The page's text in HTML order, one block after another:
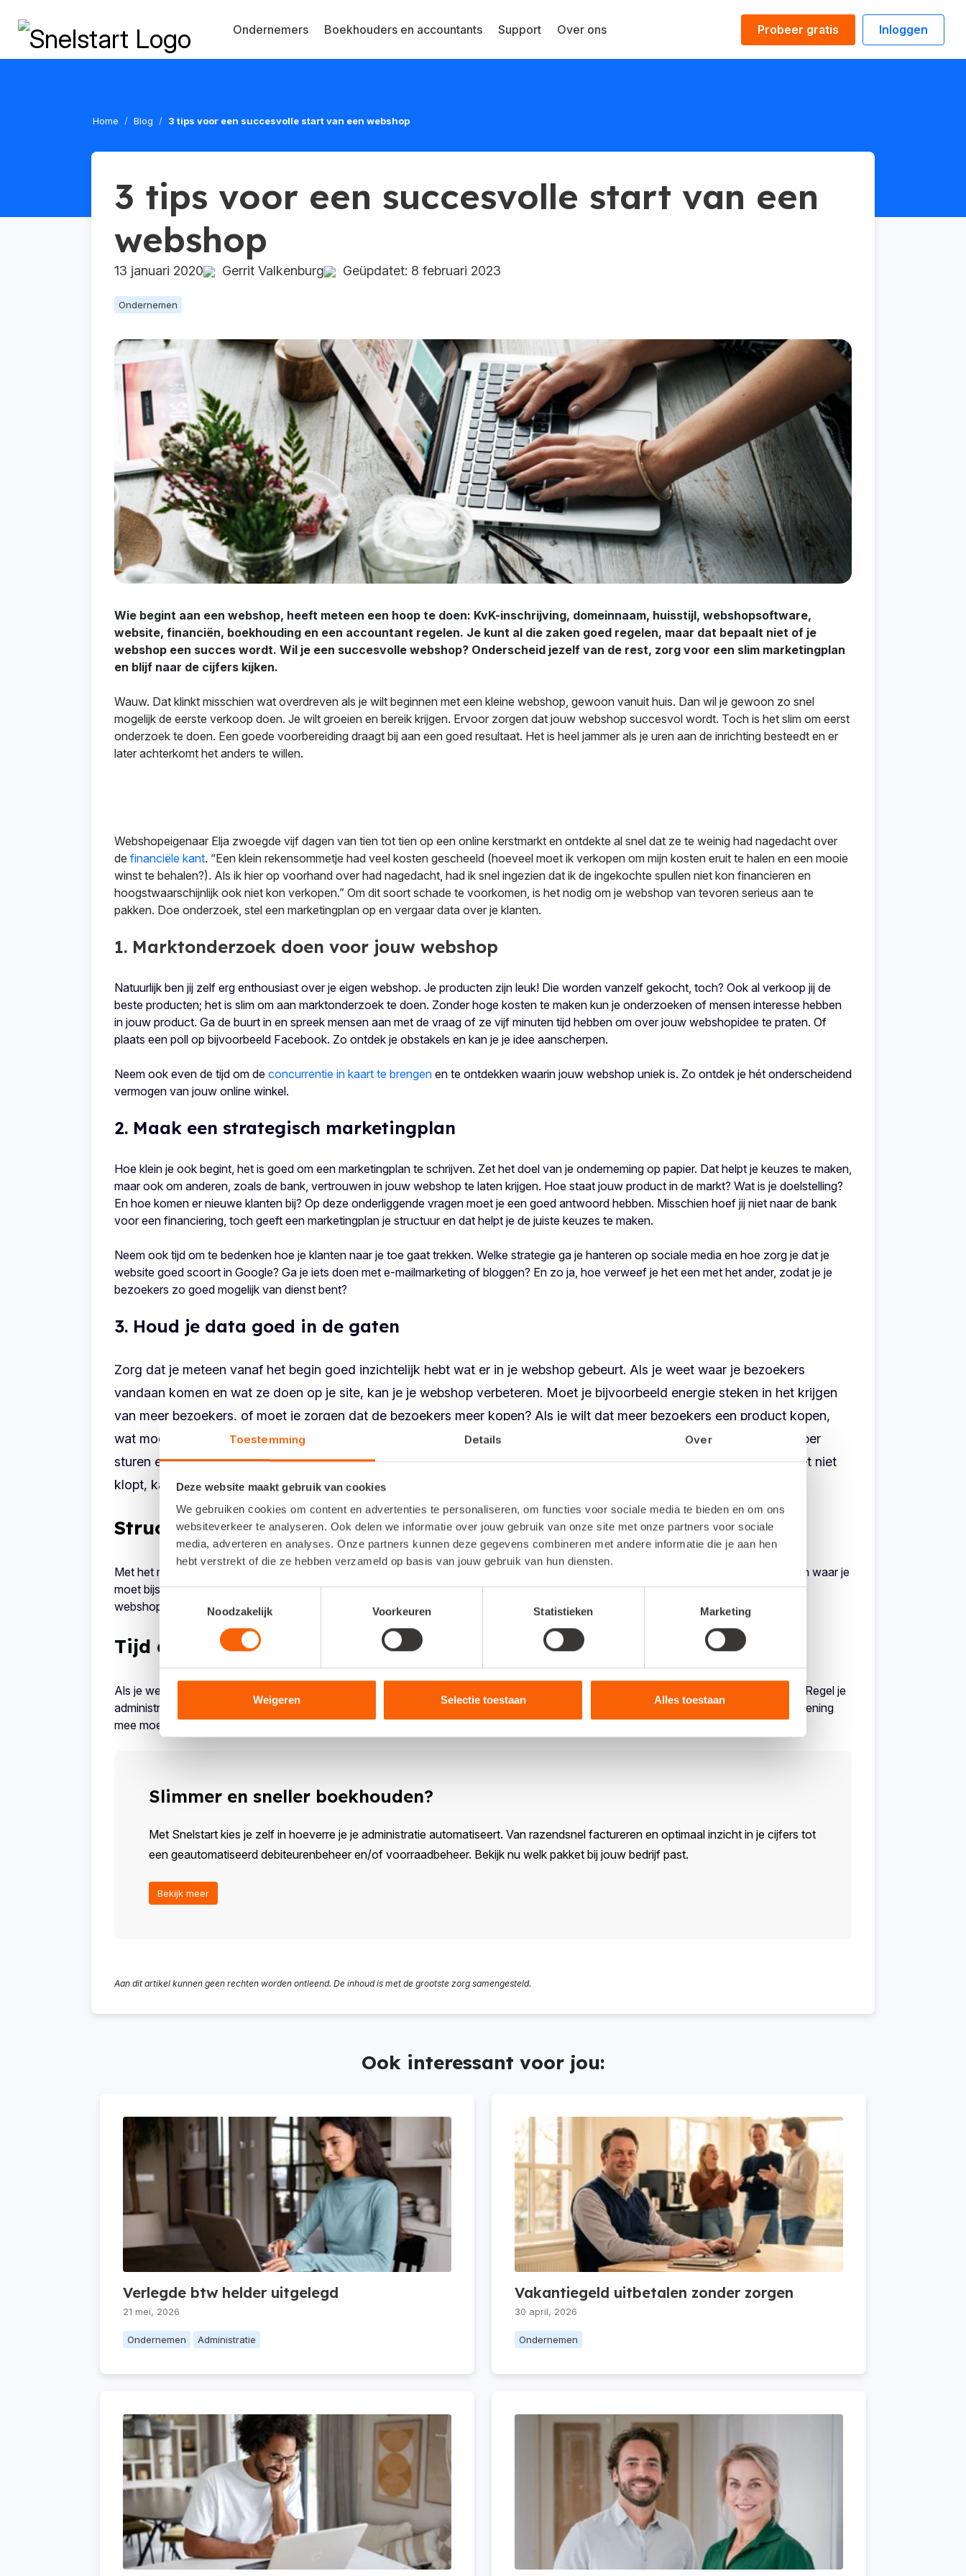
Toestemming Details Over
Deze website maakt gebruik van cookies
We gebruiken cookies om content en advertenties te personaliseren, om functies voor sociale media te bieden en om ons
websiteverkeer te analyseren. Ook delen we informatie over jouw gebruik van onze site met onze partners voor sociale
media, adverteren en analyses. Onze partners kunnen deze gegevens combineren met andere informatie die je aan hen
hebt verstrekt of die ze hebben verzameld op basis van jouw gebruik van hun diensten.
Toestemmingsselectie
Noodzakelijk
Voorkeuren Statistieken Marketing
Weigeren Selectie toestaan Alles toestaan
Probeer gratis Inloggen
Ondernemers Boekhouders en accountants Support Over ons
Home Blog 3 tips voor een succesvolle start van een webshop
3 tips voor een succesvolle start van een
webshop
13 januari 2020 Gerrit Valkenburg Geüpdatet: 8 februari 2023
Ondernemen
Wie begint aan een webshop, heeft meteen een hoop te doen: KvK-inschrijving, domeinnaam, huisstijl, webshopsoftware,
website, financiën, boekhouding en een accountant regelen. Je kunt al die zaken goed regelen, maar dat bepaalt niet of je
webshop een succes wordt. Wil je een succesvolle webshop? Onderscheid jezelf van de rest, zorg voor een slim marketingplan
en blijf naar de cijfers kijken.
Wauw. Dat klinkt misschien wat overdreven als je wilt beginnen met een kleine webshop, gewoon vanuit huis. Dan wil je gewoon zo snel
mogelijk de eerste verkoop doen. Je wilt groeien en bereik krijgen. Ervoor zorgen dat jouw webshop succesvol wordt. Toch is het slim om eerst
onderzoek te doen. Een goede voorbereiding draagt bij aan een goed resultaat. Het is heel jammer als je uren aan de inrichting besteedt en er
later achterkomt het anders te willen.
Webshopeigenaar Elja zwoegde vijf dagen van tien tot tien op een online kerstmarkt en ontdekte al snel dat ze te weinig had nagedacht over
de financiële kant. “Een klein rekensommetje had veel kosten gescheeld (hoeveel moet ik verkopen om mijn kosten eruit te halen en een mooie
winst te behalen?). Als ik hier op voorhand over had nagedacht, had ik snel ingezien dat ik de ingekochte spullen niet kon financieren en
hoogstwaarschijnlijk ook niet kon verkopen.” Om dit soort schade te voorkomen, is het nodig om je webshop van tevoren serieus aan te
pakken. Doe onderzoek, stel een marketingplan op en vergaar data over je klanten.
1. Marktonderzoek doen voor jouw webshop
Natuurlijk ben jij zelf erg enthousiast over je eigen webshop. Je producten zijn leuk! Die worden vanzelf gekocht, toch? Ook al verkoop jij de
beste producten; het is slim om aan marktonderzoek te doen. Zonder hoge kosten te maken kun je onderzoeken of mensen interesse hebben
in jouw product. Ga de buurt in en spreek mensen aan met de vraag of ze vijf minuten tijd hebben om over jouw webshopidee te praten. Of
plaats een poll op bijvoorbeeld Facebook. Zo ontdek je obstakels en kan je je idee aanscherpen.
Neem ook even de tijd om de concurrentie in kaart te brengen en te ontdekken waarin jouw webshop uniek is. Zo ontdek je hét onderscheidend
vermogen van jouw online winkel.
2. Maak een strategisch marketingplan
Hoe klein je ook begint, het is goed om een marketingplan te schrijven. Zet het doel van je onderneming op papier. Dat helpt je keuzes te maken,
maar ook om anderen, zoals de bank, vertrouwen in jouw webshop te laten krijgen. Hoe staat jouw product in de markt? Wat is je doelstelling?
En hoe komen er nieuwe klanten bij? Op deze onderliggende vragen moet je een goed antwoord hebben. Misschien hoef jij niet naar de bank
voor een financiering, toch geeft een marketingplan je structuur en dat helpt je de juiste keuzes te maken.
Neem ook tijd om te bedenken hoe je klanten naar je toe gaat trekken. Welke strategie ga je hanteren op sociale media en hoe zorg je dat je
website goed scoort in Google? Ga je iets doen met e-mailmarketing of bloggen? En zo ja, hoe verweef je het een met het ander, zodat je je
bezoekers zo goed mogelijk van dienst bent?
3. Houd je data goed in de gaten
Zorg dat je meteen vanaf het begin goed inzichtelijk hebt wat er in je webshop gebeurt. Als je weet waar je bezoekers
vandaan komen en wat ze doen op je site, kan je je webshop verbeteren. Moet je bijvoorbeeld energie steken in het krijgen
van meer bezoekers, of moet je zorgen dat de bezoekers meer kopen? Als je wilt dat meer bezoekers een product kopen,
wat moet je dan doen? Vaak handelen ondernemers op hun onderbuikgevoel. Maar wie de data heeft, kan nog scherper
sturen en doet verrassende inzichten op. Het helpt om te testen of het klopt wat er in je marketingplan staat. En als het niet
klopt, kan je bijsturen.
Structuur neerzetten
Met het marktonderzoek, het marketingplan en de data zet je een structuur neer waarin je precies weet wat er gebeurt in je webshop en waar je
moet bijsturen. Daarna kies je welkewebshopsoftwaregoed bij je past, wat je huisstijl en lay-out gaat worden en hoe je klanten naar je
webshop trekt. En dan kunnen de orders binnenrollen. Je bent er klaar voor.
Tijd en kosten besparen
Als je webshop lekker draait, is de volgende stap om te zorgen dat je kosten bespaart door je systeem zo handig mogelijk in te richten. Regel je
administratie via een boekhouding die is
gekoppeld met de webshop. Zo bespaar je jezelf veel werk. Lees in dit blogwaar je precies rekening
mee moet houden als je je webshop koppelt aan je boekhouding.
Slimmer en sneller boekhouden?
Met Snelstart kies je zelf in hoeverre je je administratie automatiseert. Van razendsnel factureren en optimaal inzicht in je cijfers tot
een geautomatiseerd debiteurenbeheer en/of voorraadbeheer. Bekijk nu welk pakket bij jouw bedrijf past.
Bekijk meer
Aan dit artikel kunnen geen rechten worden ontleend. De inhoud is met de grootste zorg samengesteld.
Ook interessant voor jou:
Verlegde btw helder uitgelegd
21 mei, 2026
Ondernemen Administratie
Vakantiegeld uitbetalen zonder zorgen
30 april, 2026
Ondernemen